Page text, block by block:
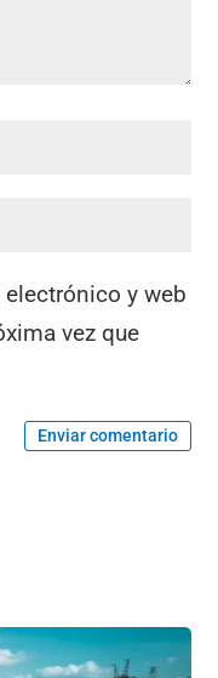
y web
vez que
Enviar comentario